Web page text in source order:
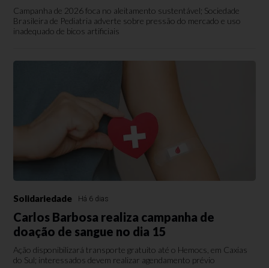
Campanha de 2026 foca no aleitamento sustentável; Sociedade
Brasileira de Pediatria adverte sobre pressão do mercado e uso
inadequado de bicos artificiais
Solidariedade Há 6 dias
Carlos Barbosa realiza campanha de
doação de sangue no dia 15
Ação disponibilizará transporte gratuito até o Hemocs, em Caxias
do Sul; interessados devem realizar agendamento prévio